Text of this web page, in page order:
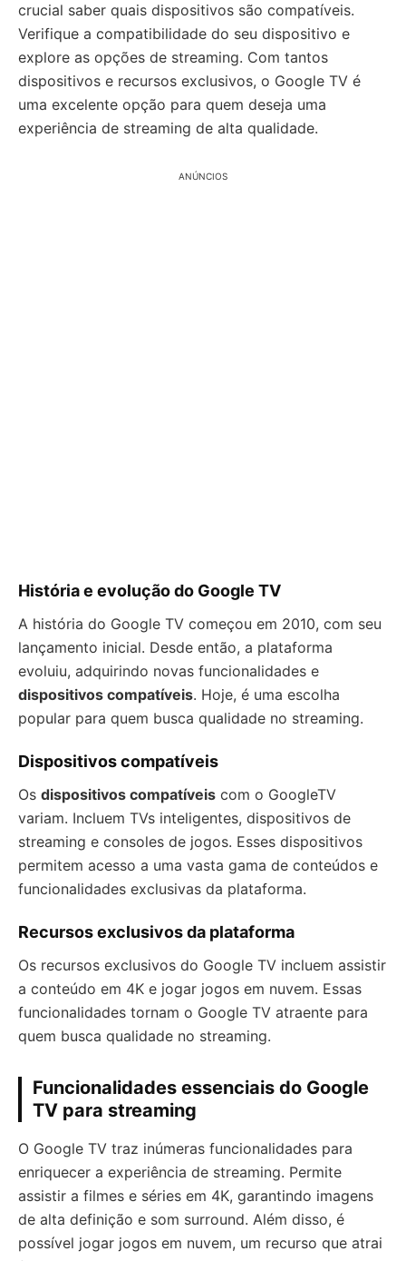
crucial saber quais dispositivos são compatíveis.
Verifique a compatibilidade do seu dispositivo e
explore as opções de streaming. Com tantos
dispositivos e recursos exclusivos, o Google TV é
uma excelente opção para quem deseja uma
experiência de streaming de alta qualidade.
ANÚNCIOS
História e evolução do Google TV
A história do Google TV começou em 2010, com seu
lançamento inicial. Desde então, a plataforma
evoluiu, adquirindo novas funcionalidades e
dispositivos compatíveis. Hoje, é uma escolha
popular para quem busca qualidade no streaming.
Dispositivos compatíveis
Os dispositivos compatíveis com o GoogleTV
variam. Incluem TVs inteligentes, dispositivos de
streaming e consoles de jogos. Esses dispositivos
permitem acesso a uma vasta gama de conteúdos e
funcionalidades exclusivas da plataforma.
Recursos exclusivos da plataforma
Os recursos exclusivos do Google TV incluem assistir
a conteúdo em 4K e jogar jogos em nuvem. Essas
funcionalidades tornam o Google TV atraente para
quem busca qualidade no streaming.
Funcionalidades essenciais do Google
TV para streaming
O Google TV traz inúmeras funcionalidades para
enriquecer a experiência de streaming. Permite
assistir a filmes e séries em 4K, garantindo imagens
de alta definição e som surround. Além disso, é
possível jogar jogos em nuvem, um recurso que atrai